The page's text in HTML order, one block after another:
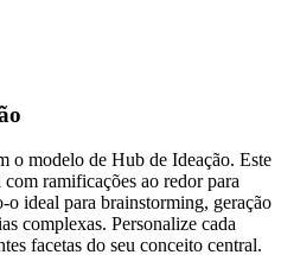
o modelo de Hub de Ideação. Este
ramificações ao redor para
o ideal para brainstorming, geração
complexas. Personalize cada
facetas do seu conceito central.